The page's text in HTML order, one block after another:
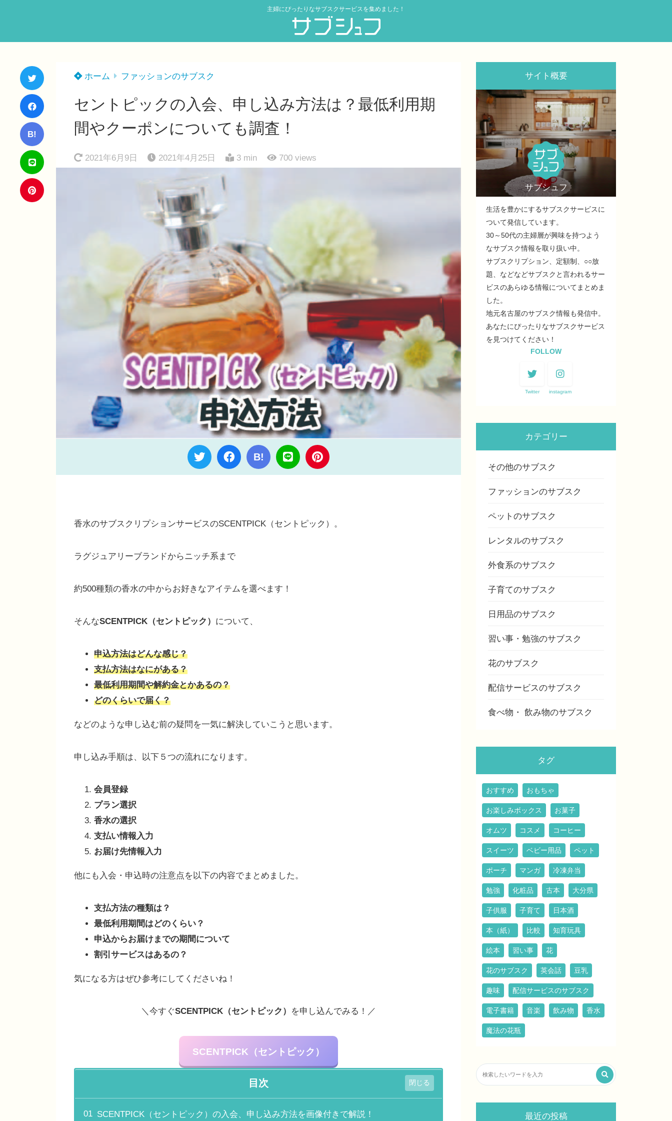
主婦にぴったりなサブスクサービスを集めました！
B!
ホーム ファッションのサブスク
セントピックの入会、申し込み方法は？最低利用期
間やクーポンについても調査！
2021年6月9日 2021年4月25日 3 min 700 views
B!
香水のサブスクリプションサービスのSCENTPICK（セントピック）。
ラグジュアリーブランドからニッチ系まで
約500種類の香水の中からお好きなアイテムを選べます！
そんなSCENTPICK（セントピック） について、
申込方法はどんな感じ？
支払方法はなにがある？
最低利用期間や解約金とかあるの？
どのくらいで届く？
などのような申し込む前の疑問を一気に解決していこうと思います。
申し込み手順は、以下５つの流れになります。
会員登録
プラン選択
香水の選択
支払い情報入力
お届け先情報入力
他にも入会・申込時の注意点を以下の内容でまとめました。
支払方法の種類は？
最低利用期間はどのくらい？
申込からお届けまでの期間について
割引サービスはあるの？
気になる方はぜひ参考にしてくださいね！
＼今すぐSCENTPICK（セントピック） を申し込んでみる！／
SCENTPICK（セントピック）
目次
SCENTPICK（セントピック）の入会、申し込み方法を画像付きで解説！
サイト概要
サブシュフ
生活を豊かにするサブスクサービスに
ついて発信しています。
30～50代の主婦層が興味を持つよう
なサブスク情報を取り扱い中。
サブスクリプション、定額制、○○放
題、などなどサブスクと言われるサー
ビスのあらゆる情報についてまとめま
した。
地元名古屋のサブスク情報も発信中。
あなたにぴったりなサブスクサービス
を見つけてください！
FOLLOW
Twitter instagram
カテゴリー
その他のサブスク
ファッションのサブスク
ペットのサブスク
レンタルのサブスク
外食系のサブスク
子育てのサブスク
日用品のサブスク
習い事・勉強のサブスク
花のサブスク
配信サービスのサブスク
食べ物・ 飲み物のサブスク
タグ
おすすめ おもちゃ
お楽しみボックス お菓子
オムツ コスメ コーヒー
スイーツ ベビー用品 ペット
ポーチ マンガ 冷凍弁当
勉強 化粧品 古本 大分県
子供服 子育て 日本酒
本（紙） 比較 知育玩具
絵本 習い事 花
花のサブスク 英会話 豆乳
趣味 配信サービスのサブスク
電子書籍 音楽 飲み物 香水
魔法の花瓶
最近の投稿